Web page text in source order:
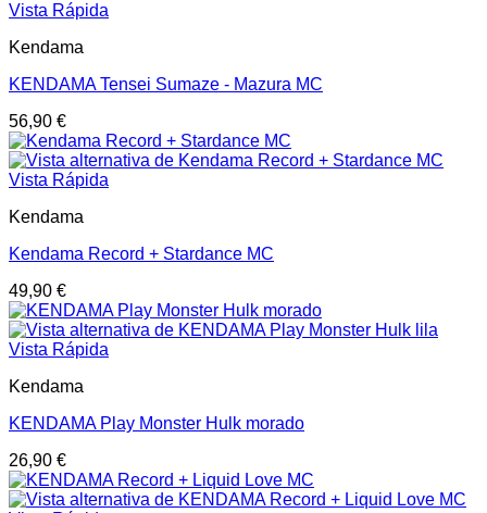
Vista Rápida
Kendama
KENDAMA Tensei Sumaze - Mazura MC
56,90 €
Vista Rápida
Kendama
Kendama Record + Stardance MC
49,90 €
Vista Rápida
Kendama
KENDAMA Play Monster Hulk morado
26,90 €